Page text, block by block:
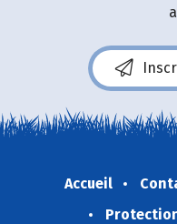
Accueil